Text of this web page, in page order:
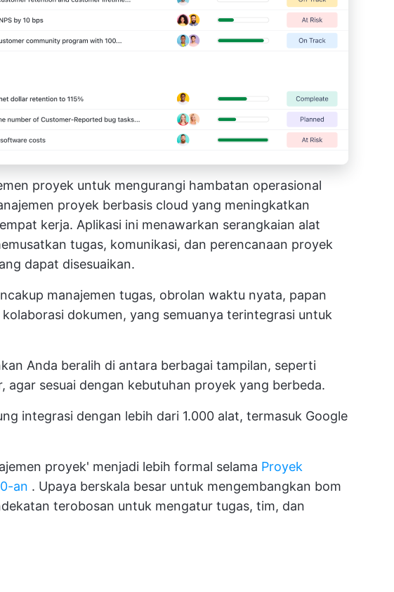
proyek untuk mengurangi hambatan operasional
proyek berbasis cloud yang meningkatkan
kerja. Aplikasi ini menawarkan serangkaian alat
tugas, komunikasi, dan perencanaan proyek
dapat disesuaikan.
manajemen tugas, obrolan waktu nyata, papan
dokumen, yang semuanya terintegrasi untuk
Anda beralih di antara berbagai tampilan, seperti
agar sesuai dengan kebutuhan proyek yang berbeda.
integrasi dengan lebih dari 1.000 alat, termasuk Google
proyek' menjadi lebih formal selama Proyek
an . Upaya berskala besar untuk mengembangkan bom
terobosan untuk mengatur tugas, tim, dan